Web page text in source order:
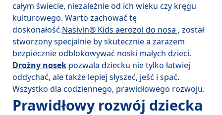
całym świecie, niezależnie od ich wieku czy kręgu
kulturowego. Warto zachować tę
doskonałość.Nasivin® Kids aerozol do nosa , został
stworzony specjalnie by skutecznie a zarazem
Drożny nosek pozwala dziecku nie tylko łatwiej
oddychać, ale także lepiej słyszeć, jeść i spać.
Prawidłowy rozwój dziecka